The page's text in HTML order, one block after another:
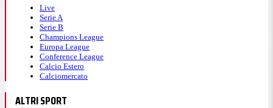
Live
Serie A
Serie B
Champions League
Europa League
Conference League
Calcio Estero
Calciomercato
ALTRI SPORT